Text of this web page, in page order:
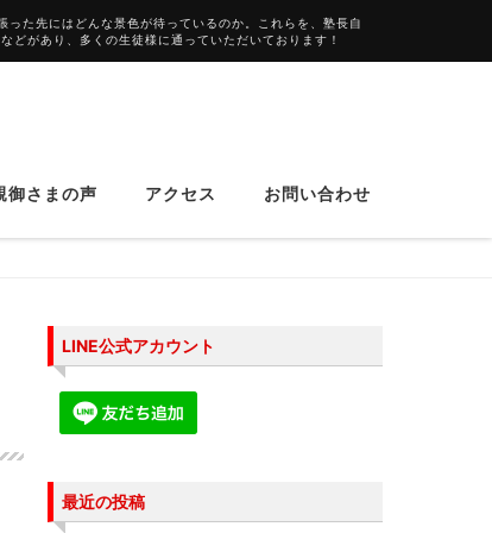
た先にはどんな景色が待っているのか。これらを、塾長自
があり、多くの生徒様に通っていただいております！
御さまの声 アクセス お問い合わせ
LINE公式アカウント
最近の投稿